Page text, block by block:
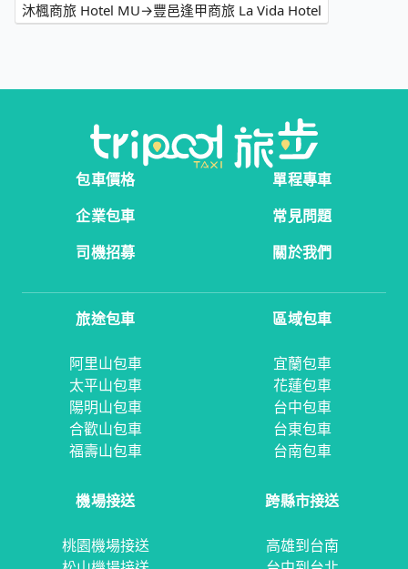
沐楓商旅 Hotel MU→豐邑逢甲商旅 La Vida Hotel
包車價格
單程專車
企業包車
常見問題
司機招募
關於我們
旅途包車
阿里山包車
太平山包車
陽明山包車
合歡山包車
福壽山包車
區域包車
宜蘭包車
花蓮包車
台中包車
台東包車
台南包車
機場接送
桃園機場接送
跨縣市接送
高雄到台南